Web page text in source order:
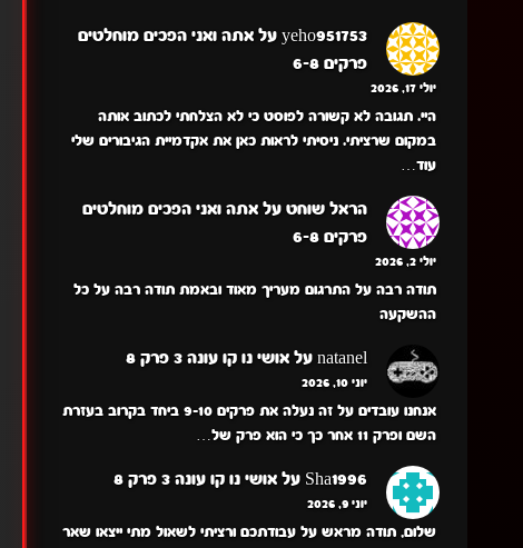
yeho951753 עלאתה ואני הפכים מוחלטים
פרקים 6-8
יולי 17, 2026
היי. תגובה לא קשורה לפוסט כי לא הצלחתי לכתוב אותה
במקום שרציתי. ניסיתי לראות כאן את אקדמיית הגיבורים שלי
עוד…
הראל שוחט עלאתה ואני הפכים מוחלטים
פרקים 6-8
יולי 2, 2026
תודה רבה על התרגום מעריך מאוד ובאמת תודה רבה על כל
ההשקעה
natanel עלאושי נו קו עונה 3 פרק 8
יוני 10, 2026
אנחנו עובדים על זה נעלה את פרקים 9-10 ביחד בקרוב בעזרת
השם ופרק 11 אחר כך כי הוא פרק של…
Sha1996 עלאושי נו קו עונה 3 פרק 8
יוני 9, 2026
שלום, תודה מראש על עבודתכם ורציתי לשאול מתי ייצאו שאר